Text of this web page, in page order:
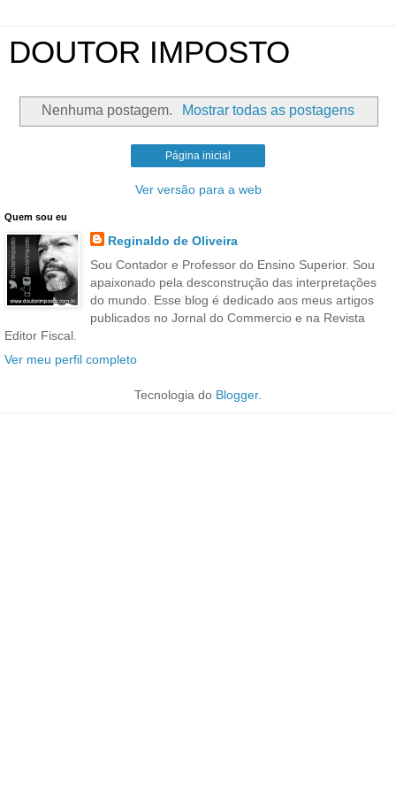
DOUTOR IMPOSTO
Nenhuma postagem. Mostrar todas as postagens
Página inicial
Ver versão para a web
Quem sou eu
Reginaldo de Oliveira
Sou Contador e Professor do Ensino Superior. Sou
apaixonado pela desconstrução das interpretações
do mundo. Esse blog é dedicado aos meus artigos
publicados no Jornal do Commercio e na Revista
Editor Fiscal.
Ver meu perfil completo
Tecnologia do Blogger.